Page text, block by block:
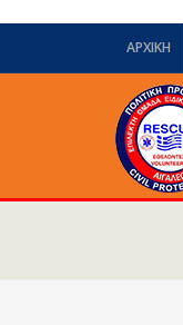
ΑΡΧΙΚΗ